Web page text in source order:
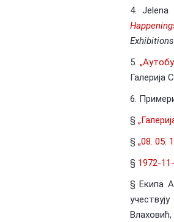
4.
Exhibitions
5.
Галерија
6.
§
§ „08. 05.
§ 1972-
§ Екипа А